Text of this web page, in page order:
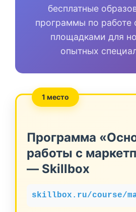
бесплатные
программы по работе
площадками для
опытных
1 место
Программа
работы с
— Skillbox
skillbox.ru/course/